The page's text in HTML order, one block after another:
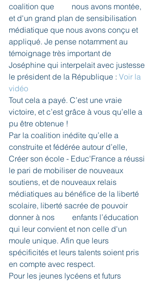
coalition que         nous avons montée,
et d'un grand plan de sensibilisation
médiatique que nous avons conçu et
appliqué. Je pense notamment au
témoignage très important de
Joséphine qui interpelait avec justesse
le président de la République : Voir la
vidéo
Tout cela a payé. C’est une vraie
victoire, et c’est grâce à vous qu’elle a
pu être obtenue !
Par la coalition inédite qu’elle a
construite et fédérée autour d’elle,
Créer son école - Educ'France a réussi
le pari de mobiliser de nouveaux
soutiens, et de nouveaux relais
médiatiques au bénéfice de la liberté
scolaire, liberté sacrée de pouvoir
donner à nos         enfants l’éducation
qui leur convient et non celle d'un
moule unique. Afin que leurs
spécificités et leurs talents soient pris
en compte avec respect.
Pour les jeunes lycéens et futurs